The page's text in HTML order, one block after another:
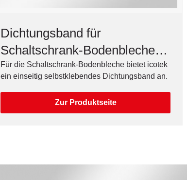
Dichtungsband für
Schaltschrank-Bodenbleche,
selbstklebend
Für die Schaltschrank-Bodenbleche bietet icotek
ein einseitig selbstklebendes Dichtungsband an.
Zur Produktseite